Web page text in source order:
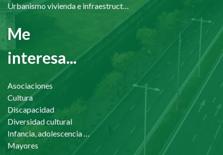
Urbanismo vivienda e infraestructuras
Me
interesa...
Asociaciones
Cultura
Discapacidad
Diversidad cultural
Infancia, adolescencia y familia
Mayores